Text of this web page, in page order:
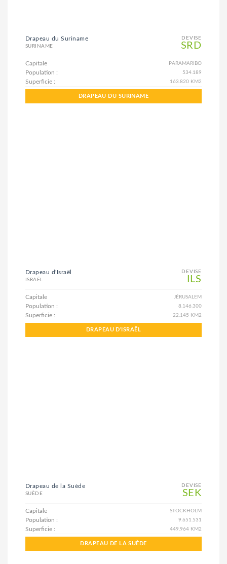
DEVISE
SRD
Drapeau du Suriname
SURINAME
Capitale PARAMARIBO
Population : 534.189
Superficie : 163.820 KM2
DRAPEAU DU SURINAME
DEVISE
ILS
Drapeau d'Israël
ISRAËL
Capitale JÉRUSALEM
Population : 8.146.300
Superficie : 22.145 KM2
DRAPEAU D'ISRAËL
DEVISE
SEK
Drapeau de la Suède
SUÈDE
Capitale STOCKHOLM
Population : 9.651.531
Superficie : 449.964 KM2
DRAPEAU DE LA SUÈDE